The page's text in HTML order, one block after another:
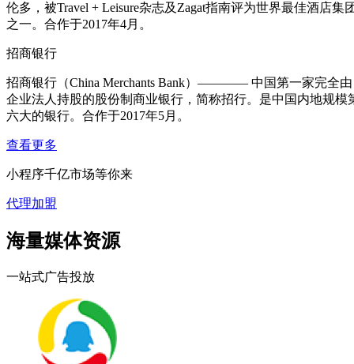
伦多，被Travel + Leisure杂志及Zagat指南评为世界最佳酒店集
之一。合作于2017年4月。
招商银行
招商银行（China Merchants Bank）———— 中国第一家完全由
企业法人持股的股份制商业银行，简称招行。是中国内地规模
六大的银行。合作于2017年5月。
查看更多
小程序千亿市场等你来
代理加盟
海量媒体资源
一站式广告投放